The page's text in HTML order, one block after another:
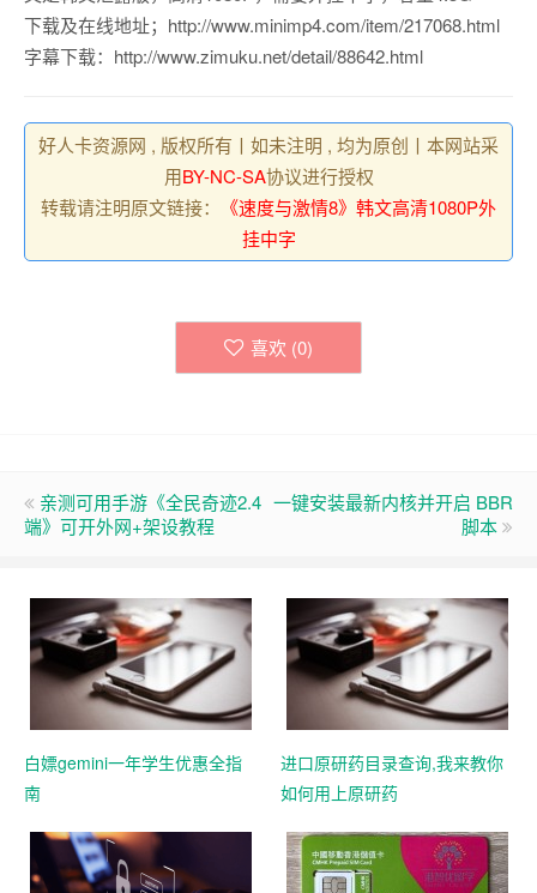
下载及在线地址；http://www.minimp4.com/item/217068.html
字幕下载：http://www.zimuku.net/detail/88642.html
好人卡资源网 , 版权所有丨如未注明 , 均为原创丨本网站采
用BY-NC-SA协议进行授权
转载请注明原文链接：
《速度与激情8》韩文高清1080P外
挂中字
喜欢 (0)
亲测可用手游《全民奇迹2.4
端》可开外网+架设教程
一键安装最新内核并开启 BBR
脚本
白嫖gemini一年学生优惠全指
南
进口原研药目录查询,我来教你
如何用上原研药